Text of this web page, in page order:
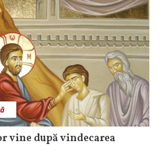
vine după vindecarea